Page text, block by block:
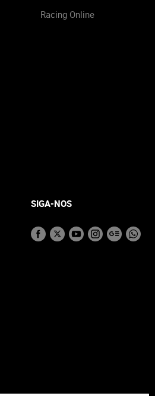
Racing Online
SIGA-NOS